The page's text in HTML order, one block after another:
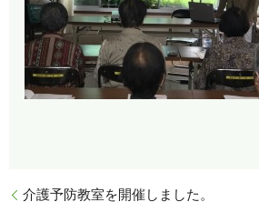
介護予防教室を開催しました。